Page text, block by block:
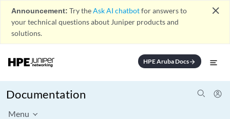
Announcement: Try theAsk AI chatbotfor answers to
your technical questions about Juniper products and
solutions.
close
HPE Aruba Docsarrow_forward
Documentation
Menu